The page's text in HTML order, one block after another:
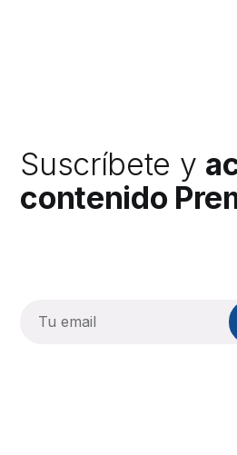
Suscríbete y
contenido